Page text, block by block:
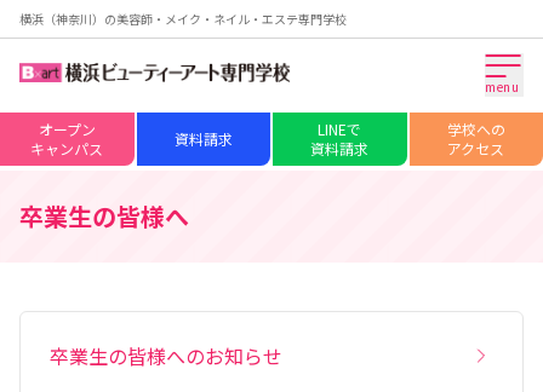
横浜（神奈川）の美容師・メイク・ネイル・エステ専門学校
menu
オープン
キャンパス
資料請求
LINEで
資料請求
学校への
アクセス
卒業生の皆様へ
卒業生の皆様へのお知らせ